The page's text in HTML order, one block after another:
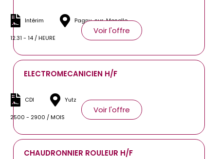
Intérim Pagny-sur-Moselle
12.31 - 14 / HEURE
Voir l'offre
ELECTROMECANICIEN H/F
CDI Yutz
2500 - 2900 / MOIS
Voir l'offre
CHAUDRONNIER ROULEUR H/F